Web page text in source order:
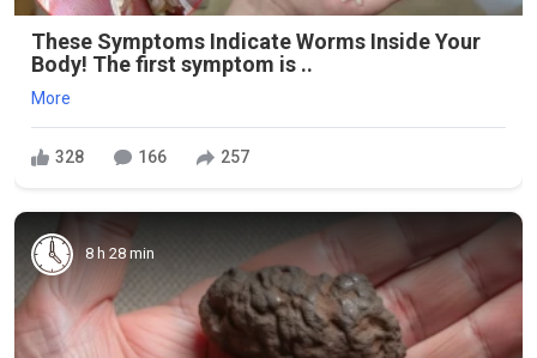
These Symptoms Indicate Worms Inside Your
Body! The first symptom is ..
More
328 166 257
8 h 28 min